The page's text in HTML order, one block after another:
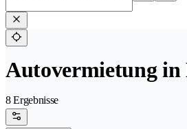
Autovermietung in
8 Ergebnisse